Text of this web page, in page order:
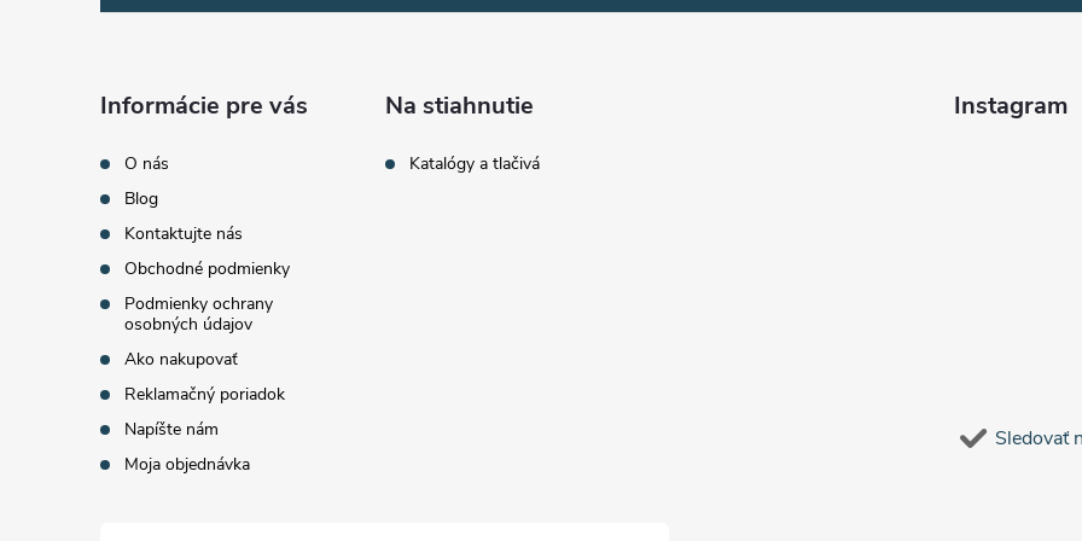
ý
i
s
u
Informácie pre vás
O nás
Blog
Kontaktujte nás
Obchodné podmienky
Podmienky ochrany
osobných údajov
Ako nakupovať
Reklamačný poriadok
Napíšte nám
Moja objednávka
Na stiahnutie
Katalógy a tlačivá
Instagram
Sledovať